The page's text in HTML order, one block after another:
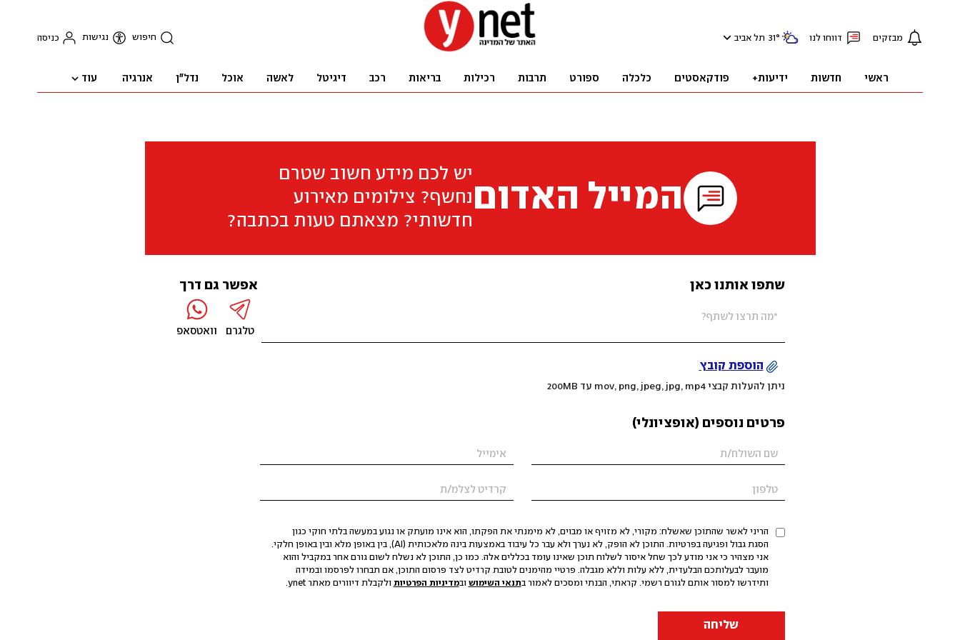
מבזקים דווחו לנו 31° תל אביב חיפוש נגישות כניסה
ראשי חדשות ידיעות+ פודקאסטים כלכלה ספורט תרבות רכילות בריאות רכב דיגיטל לאשה אוכל נדל"ן אנרגיה עוד
המייל האדום
יש לכם מידע חשוב שטרם
נחשף? צילומים מאירוע
חדשותי? מצאתם טעות בכתבה?
שתפו אותנו כאן
הוספת קובץ
ניתן להעלות קבצי mov, png, jpeg, jpg, mp4 עד 200MB
פרטים נוספים (אופציונלי)
הריני לאשר שהתוכן שאשלח: מקורי, לא מזויף או מבוים, לא מימנתי את הפקתו, הוא אינו מועתק או נגוע במעשה בלתי חוקי כגון
הסגת גבול ופגיעה בפרטיות. התוכן לא הופק, לא נערך ולא עבר כל עיבוד באמצעות בינה מלאכותית (AI), בין באופן מלא ובין באופן חלקי.
אני מצהיר כי אני מודע לכך שחל איסור לשלוח תוכן שאינו עומד בכללים אלה. כמו כן, התוכן לא נשלח לשום גורם אחר במקביל והוא
מועבר לבעלותכם הבלעדית, ללא עלות וללא מגבלה. פרטיי מהימנים לטובת קרדיט לצד פרסום התוכן, אם תבחרו לפרסמו ובמידה
ותידרשו למסור אותם לגורם רשמי. קראתי, הבנתי ומסכים לאמור בתנאי השימוש ובמדיניות הפרטיות ולקבלת דיוורים מאתר ynet.
שליחה
אפשר גם דרך
טלגרם וואטסאפ